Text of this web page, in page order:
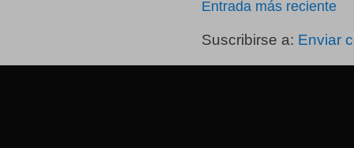
Entrada más reciente
Suscribirse a: Enviar